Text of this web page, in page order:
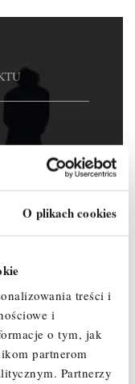
O plikach cookies
treści i
i
o tym, jak
partnerom
Partnerzy